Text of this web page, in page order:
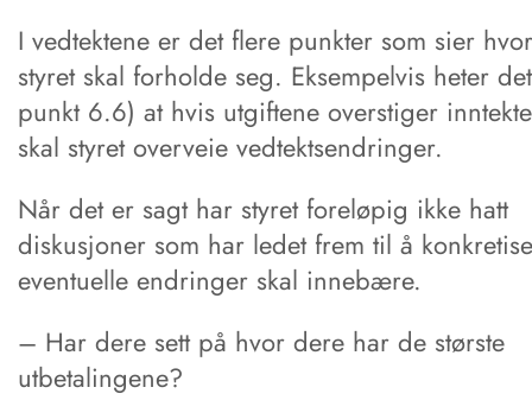
I vedtektene er det flere punkter som sier
styret skal forholde seg. Eksempelvis heter
punkt 6.6) at hvis utgiftene overstiger
skal styret overveie vedtektsendringer.
Når det er sagt har styret foreløpig ikke hatt
diskusjoner som har ledet frem til å
eventuelle endringer skal innebære.
– Har dere sett på hvor dere har de største
utbetalingene?